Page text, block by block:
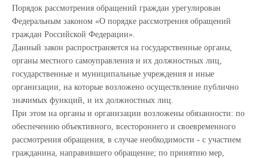
Порядок рассмотрения обращений граждан урегулирован
Федеральным законом «О порядке рассмотрения обращений
граждан Российской Федерации».
Данный закон распространяется на государственные органы,
органы местного самоуправления и их должностных лиц,
государственные и муниципальные учреждения и иные
организации, на которые возложено осуществление публично
значимых функций, и их должностных лиц.
При этом на органы и организации возложены обязанности: по
обеспечению объективного, всестороннего и своевременного
рассмотрения обращения, в случае необходимости - с участием
гражданина, направившего обращение; по принятию мер,